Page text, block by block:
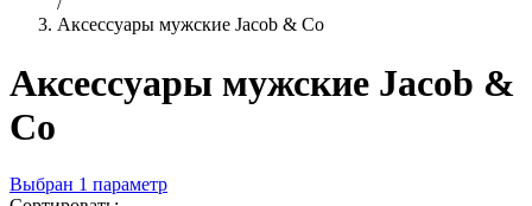
Аксессуары мужские Jacob & Co
Аксессуары мужские Jacob &
Co
Выбран 1 параметр